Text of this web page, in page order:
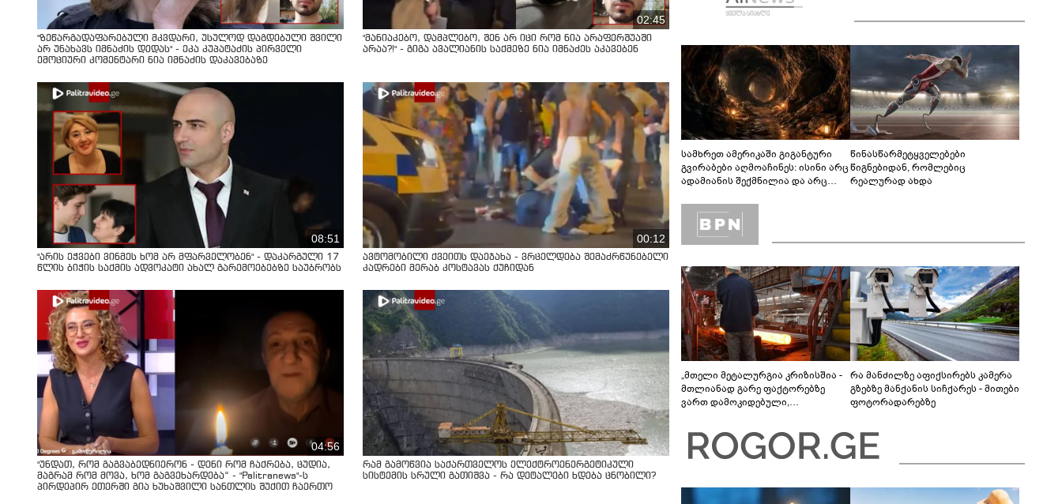
"ზეწარგადაფარებული მკვდარი, უსულოდ დაგდებული შვილი
არ უნახავს იმნაძის დედას" - ეკა კუპატაძის პირველი
ემოციური კომენტარი ნია იმნაძის დაკავებაზე
02:45
"მანიაკებო, დამპლებო, შენ არ იცი რომ ნია არაფერშუაში
არაა?!" - გიგა ავალიანის საქმეზე ნია იმნაძეს აკავებენ
08:51
"არის ეჭვები ვინმეს ხომ არ მფარველობენ" - დაკარგული 17
წლის ბიჭის საქმის ადვოკატი ახალ გარემოებებზე საუბრობს
00:12
ავტომობილი ქვეითს დაეჯახა - ვრცელდება შემაძრწუნებელი
კადრები მერაბ კოსტავას ქუჩიდან
04:56
"უნდათ, რომ გაგვაბედნიერონ - დენი რომ ჩაქრება, ცუდია,
მაგრამ რომ მოვა, ხომ გაგვეხარდება“ - "Palitranews"-ს
პირდეპირ ეთერში გია ხუხაშვილი სანთლის შუქით ჩაერთო
რამ გამოწვია საქართველოს ელექტროენერგეტიკული
სისტემის სრული გათიშვა - რა დეტალები ხდება ცნობილი?
სამხრეთ ამერიკაში გიგანტური
გვირაბები აღმოაჩინეს: ისინი არც
ადამიანის შექმნილია და არც
ლაბირინთები?
წინასწარმეტყველებები
წიგნებიდან, რომლებიც
რეალურად ახდა
„მთელი მეტალურგია კრიზისშია -
მთლიანად გარე ფაქტორებზე
ვართ დამოკიდებული,
მუშაობს“
რა მანძილზე აფიქსირებს კამერა
გზებზე მანქანის სიჩქარეს - მითები
ფოტორადარებზე